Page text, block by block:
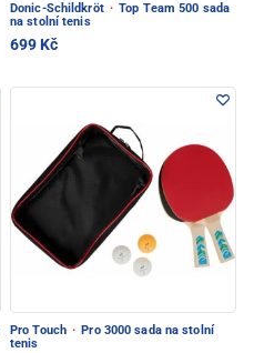
Donic-Schildkröt · Top Team 500 sada
na stolní tenis
699 Kč
Pro Touch · Pro 3000 sada na stolní
tenis